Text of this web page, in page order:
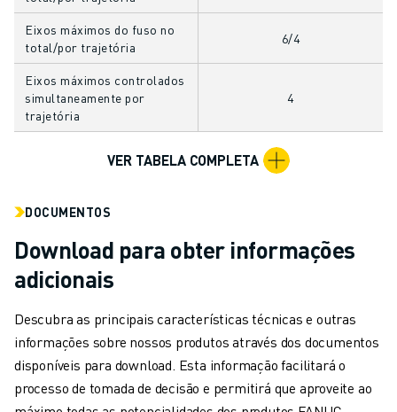
MOLDE O SEU FUTURO COM A FANUC
JUNTE-SE A NÓS » PORTAL DE EMPREGO
CONTACTO
CONTACTO
LOCALIZAÇÕES
IMPRIMIR
Eixos máximos do fuso no
total/por trajetória
6/4
Eixos máximos controlados
simultaneamente por
trajetória
4
VER TABELA COMPLETA
DOCUMENTOS
Download para obter informações
adicionais
Descubra as principais características técnicas e outras
informações sobre nossos produtos através dos documentos
disponíveis para download. Esta informação facilitará o
processo de tomada de decisão e permitirá que aproveite ao